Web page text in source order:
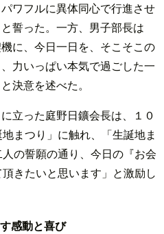
ワフルに異体同心で行進させ
誓った。一方、男子部長は
機に、今日一日を、そこそこの
力いっぱい本気で過ごした一
決意を述べた。
に立った庭野日鑛会長は、１０
まつり」に触れ、「生誕地ま
の誓願の通り、今日の『お会
きたいと思います」と激励し
感動と喜び